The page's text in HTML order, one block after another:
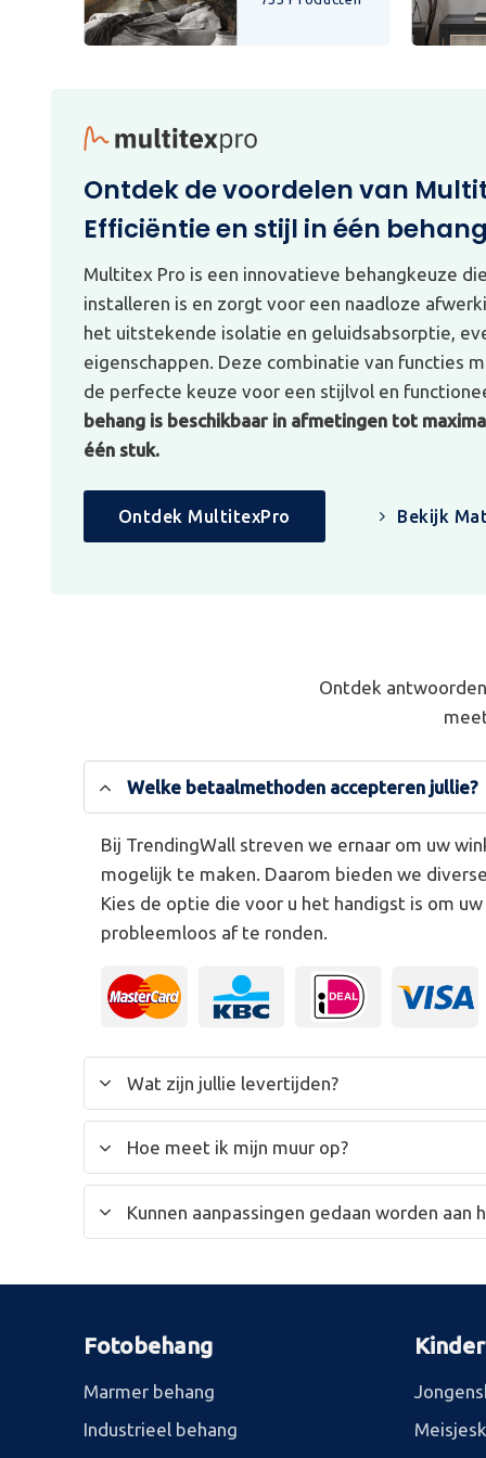
Ontdek de voordelen van
Efficiëntie en stijl in één behang
Multitex Pro is een innovatieve behangkeuze
installeren is en zorgt voor een naadloze
het uitstekende isolatie en geluidsabsorptie,
eigenschappen. Deze combinatie van functies
de perfecte keuze voor een stijlvol en
behang is beschikbaar in afmetingen tot
één stuk.
Ontdek MultitexPro Bekijk
Ontdek
Welke betaalmethoden accepteren jullie?
Bij TrendingWall streven we ernaar om uw
mogelijk te maken. Daarom bieden we
Kies de optie die voor u het handigst is om
probleemloos af te ronden.
Wat zijn jullie levertijden?
Hoe meet ik mijn muur op?
Kunnen aanpassingen gedaan worden aan
Fotobehang
Marmer behang
Industrieel behang